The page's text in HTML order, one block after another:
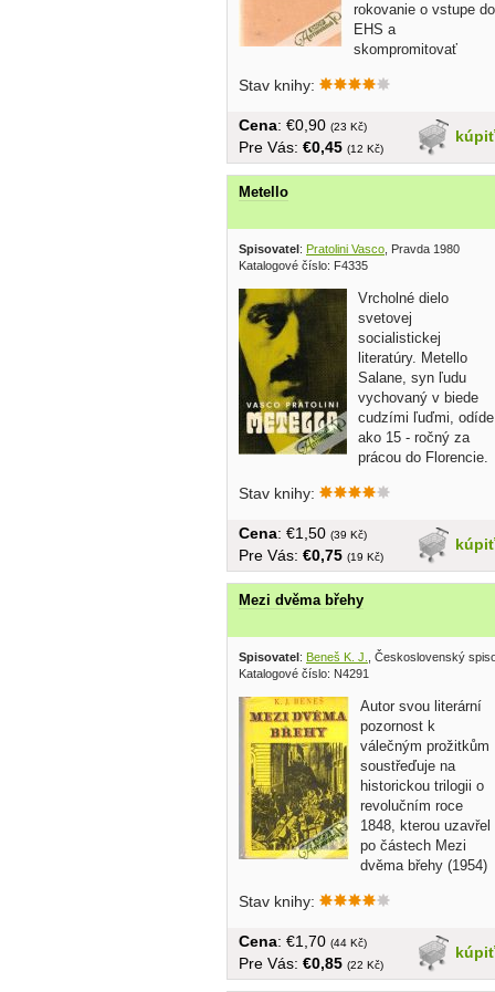
rokovanie o vstupe do
EHS a
skompromitovať
Stav knihy:
kúpiť
Cena: €0,90 (23 Kč)
Pre Vás: €0,45 (12 Kč)
Metello
Spisovatel: Pratolini Vasco , Pravda 1980
Katalogové číslo: F4335
Vrcholné dielo
svetovej
socialistickej
literatúry. Metello
Salane, syn ľudu
vychovaný v biede
cudzími ľuďmi, odíde
ako 15 - ročný za
prácou do Florencie.
Stav knihy:
kúpiť
Cena: €1,50 (39 Kč)
Pre Vás: €0,75 (19 Kč)
Mezi dvěma břehy
Spisovatel: Beneš K. J.
, Československý
Katalogové číslo: N4291
Autor svou literární
pozornost k
válečným prožitkům
soustřeďuje na
historickou trilogii o
revolučním roce
1848, kterou uzavřel
po částech Mezi
dvěma břehy (1954)
Stav knihy:
kúpiť
Cena: €1,70 (44 Kč)
Pre Vás: €0,85 (22 Kč)